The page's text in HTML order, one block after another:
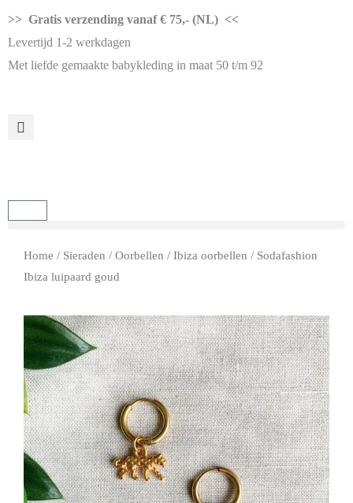
>> Gratis verzending vanaf € 75,- (NL) <<
Levertijd 1-2 werkdagen
Met liefde gemaakte babykleding in maat 50 t/m 92
Home / Sieraden / Oorbellen / Ibiza oorbellen / Sodafashion
Ibiza luipaard goud